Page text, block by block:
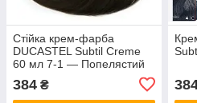
Стійка крем-фарба
DUCASTEL Subtil Creme
60 мл 7-1 — Попелястий
384 ₴